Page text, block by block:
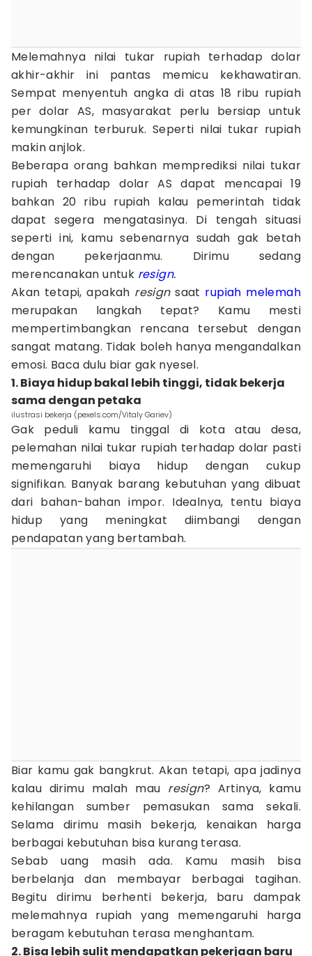
Melemahnya nilai tukar rupiah terhadap dolar
akhir-akhir ini pantas memicu kekhawatiran.
Sempat menyentuh angka di atas 18 ribu rupiah
per dolar AS, masyarakat perlu bersiap untuk
kemungkinan terburuk. Seperti nilai tukar rupiah
makin anjlok.
Beberapa orang bahkan memprediksi nilai tukar
rupiah terhadap dolar AS dapat mencapai 19
bahkan 20 ribu rupiah kalau pemerintah tidak
dapat segera mengatasinya. Di tengah situasi
seperti ini, kamu sebenarnya sudah gak betah
dengan pekerjaanmu. Dirimu sedang
merencanakan untuk resign.
Akan tetapi, apakah resignsaat rupiah melemah
merupakan langkah tepat? Kamu mesti
mempertimbangkan rencana tersebut dengan
sangat matang. Tidak boleh hanya mengandalkan
emosi. Baca dulu biar gak nyesel.
1. Biaya hidup bakal lebih tinggi, tidak bekerja
sama dengan petaka
ilustrasi bekerja (pexels.com/Vitaly Gariev)
Gak peduli kamu tinggal di kota atau desa,
pelemahan nilai tukar rupiah terhadap dolar pasti
memengaruhi biaya hidup dengan cukup
signifikan. Banyak barang kebutuhan yang dibuat
dari bahan-bahan impor. Idealnya, tentu biaya
hidup yang meningkat diimbangi dengan
pendapatan yang bertambah.
Biar kamu gak bangkrut. Akan tetapi, apa jadinya
kalau dirimu malah mau resign? Artinya, kamu
kehilangan sumber pemasukan sama sekali.
Selama dirimu masih bekerja, kenaikan harga
berbagai kebutuhan bisa kurang terasa.
Sebab uang masih ada. Kamu masih bisa
berbelanja dan membayar berbagai tagihan.
Begitu dirimu berhenti bekerja, baru dampak
melemahnya rupiah yang memengaruhi harga
beragam kebutuhan terasa menghantam.
2. Bisa lebih sulit mendapatkan pekerjaan baru